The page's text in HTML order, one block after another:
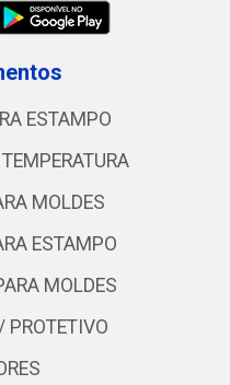
ESTAMPO
MOLDES
ESTAMPO
MOLDES
PROTETIVO